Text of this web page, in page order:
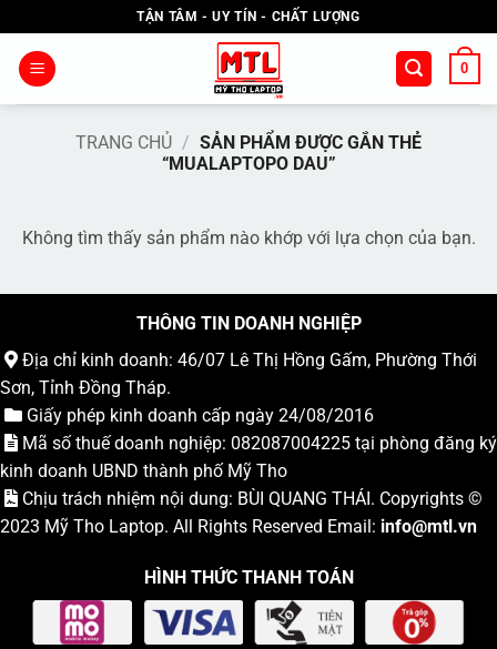
qua
nội
TẬN TÂM - UY TÍN - CHẤT LƯỢNG
0
TRANG CHỦ / SẢN PHẨM ĐƯỢC GẮN THẺ
“MUALAPTOPO DAU”
Không tìm thấy sản phẩm nào khớp với lựa chọn của bạn.
THÔNG TIN DOANH NGHIỆP
Địa chỉ kinh doanh: 46/07 Lê Thị Hồng Gấm, Phường Thới
Sơn, Tỉnh Đồng Tháp.
Giấy phép kinh doanh cấp ngày 24/08/2016
Mã số thuế doanh nghiệp: 082087004225 tại phòng đăng ký
kinh doanh UBND thành phố Mỹ Tho
Chịu trách nhiệm nội dung: BÙI QUANG THÁI. Copyrights ©
2023 Mỹ Tho Laptop. All Rights Reserved Email: info@mtl.vn
HÌNH THỨC THANH TOÁN